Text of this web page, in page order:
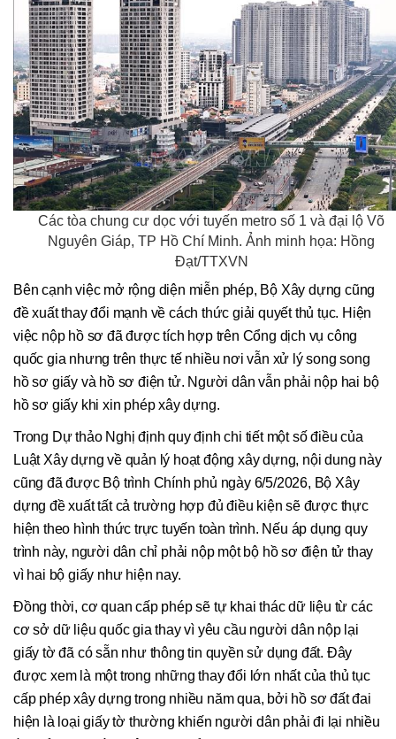
Các tòa chung cư dọc với tuyến metro số 1 và đại lộ Võ
Nguyên Giáp, TP Hồ Chí Minh. Ảnh minh họa: Hồng
Đạt/TTXVN
Bên cạnh việc mở rộng diện miễn phép, Bộ Xây dựng cũng
đề xuất thay đổi mạnh về cách thức giải quyết thủ tục. Hiện
việc nộp hồ sơ đã được tích hợp trên Cổng dịch vụ công
quốc gia nhưng trên thực tế nhiều nơi vẫn xử lý song song
hồ sơ giấy và hồ sơ điện tử. Người dân vẫn phải nộp hai bộ
hồ sơ giấy khi xin phép xây dựng.
Trong Dự thảo Nghị định quy định chi tiết một số điều của
Luật Xây dựng về quản lý hoạt động xây dựng, nội dung này
cũng đã được Bộ trình Chính phủ ngày 6/5/2026, Bộ Xây
dựng đề xuất tất cả trường hợp đủ điều kiện sẽ được thực
hiện theo hình thức trực tuyến toàn trình. Nếu áp dụng quy
trình này, người dân chỉ phải nộp một bộ hồ sơ điện tử thay
vì hai bộ giấy như hiện nay.
Đồng thời, cơ quan cấp phép sẽ tự khai thác dữ liệu từ các
cơ sở dữ liệu quốc gia thay vì yêu cầu người dân nộp lại
giấy tờ đã có sẵn như thông tin quyền sử dụng đất. Đây
được xem là một trong những thay đổi lớn nhất của thủ tục
cấp phép xây dựng trong nhiều năm qua, bởi hồ sơ đất đai
hiện là loại giấy tờ thường khiến người dân phải đi lại nhiều